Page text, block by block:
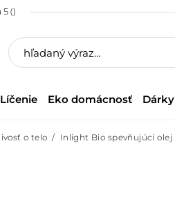
()
Líčenie Eko domácnosť Dárky
o telo Inlight Bio spevňujúci olej